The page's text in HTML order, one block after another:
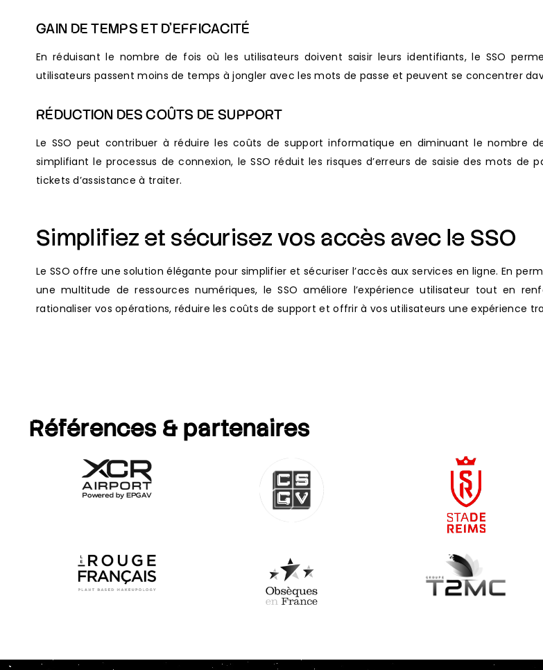
GAIN DE TEMPS ET D’EFFICACITÉ
En réduisant le nombre de fois où les utilisateurs doivent saisir leurs identifiants, le SSO
utilisateurs passent moins de temps à jongler avec les mots de passe et peuvent se concentrer
RÉDUCTION DES COÛTS DE SUPPORT
Le SSO peut contribuer à réduire les coûts de support informatique en diminuant le nombre
simplifiant le processus de connexion, le SSO réduit les risques d’erreurs de saisie des mots
tickets d’assistance à traiter.
Simplifiez et sécurisez vos accès avec le SSO
Le SSO offre une solution élégante pour simplifier et sécuriser l’accès aux services en ligne. En
une multitude de ressources numériques, le SSO améliore l’expérience utilisateur tout en
rationaliser vos opérations, réduire les coûts de support et offrir à vos utilisateurs une expérience
Références & partenaires